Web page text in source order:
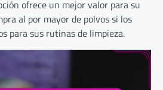
ofrece un mejor valor para su
al por mayor de polvos si los
para sus rutinas de limpieza.